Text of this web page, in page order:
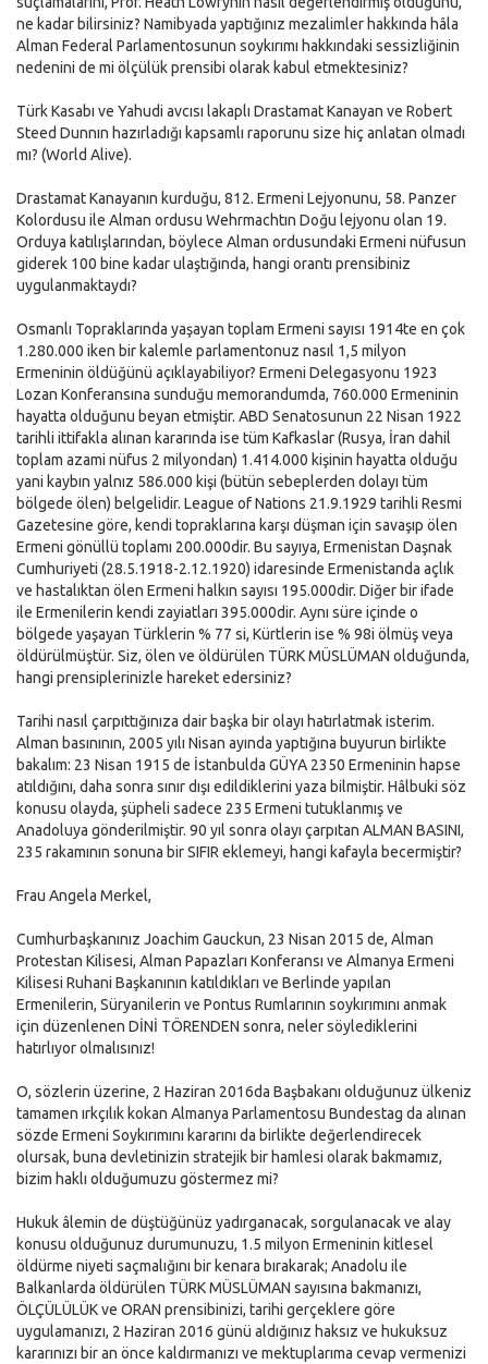
ne kadar bilirsiniz? Namibyada yaptığınız mezalimler hakkında hâla
Alman Federal Parlamentosunun soykırımı hakkındaki sessizliğinin
nedenini de mi ölçülük prensibi olarak kabul etmektesiniz?
Türk Kasabı ve Yahudi avcısı lakaplı Drastamat Kanayan ve Robert
Steed Dunnın hazırladığı kapsamlı raporunu size hiç anlatan olmadı
mı? (World Alive).
Drastamat Kanayanın kurduğu, 812. Ermeni Lejyonunu, 58. Panzer
Kolordusu ile Alman ordusu Wehrmachtın Doğu lejyonu olan 19.
Orduya katılışlarından, böylece Alman ordusundaki Ermeni nüfusun
giderek 100 bine kadar ulaştığında, hangi orantı prensibiniz
uygulanmaktaydı?
Osmanlı Topraklarında yaşayan toplam Ermeni sayısı 1914te en çok
1.280.000 iken bir kalemle parlamentonuz nasıl 1,5 milyon
Ermeninin öldüğünü açıklayabiliyor? Ermeni Delegasyonu 1923
Lozan Konferansına sunduğu memorandumda, 760.000 Ermeninin
hayatta olduğunu beyan etmiştir. ABD Senatosunun 22 Nisan 1922
tarihli ittifakla alınan kararında ise tüm Kafkaslar (Rusya, İran dahil
toplam azami nüfus 2 milyondan) 1.414.000 kişinin hayatta olduğu
yani kaybın yalnız 586.000 kişi (bütün sebeplerden dolayı tüm
bölgede ölen) belgelidir. League of Nations 21.9.1929 tarihli Resmi
Gazetesine göre, kendi topraklarına karşı düşman için savaşıp ölen
Ermeni gönüllü toplamı 200.000dir. Bu sayıya, Ermenistan Daşnak
Cumhuriyeti (28.5.1918-2.12.1920) idaresinde Ermenistanda açlık
ve hastalıktan ölen Ermeni halkın sayısı 195.000dir. Diğer bir ifade
ile Ermenilerin kendi zayiatları 395.000dir. Aynı süre içinde o
bölgede yaşayan Türklerin % 77 si, Kürtlerin ise % 98i ölmüş veya
öldürülmüştür. Siz, ölen ve öldürülen TÜRK MÜSLÜMAN olduğunda,
hangi prensiplerinizle hareket edersiniz?
Tarihi nasıl çarpıttığınıza dair başka bir olayı hatırlatmak isterim.
Alman basınının, 2005 yılı Nisan ayında yaptığına buyurun birlikte
bakalım: 23 Nisan 1915 de İstanbulda GÜYA 2350 Ermeninin hapse
atıldığını, daha sonra sınır dışı edildiklerini yaza bilmiştir. Hâlbuki söz
konusu olayda, şüpheli sadece 235 Ermeni tutuklanmış ve
Anadoluya gönderilmiştir. 90 yıl sonra olayı çarpıtan ALMAN BASINI,
235 rakamının sonuna bir SIFIR eklemeyi, hangi kafayla becermiştir?
Frau Angela Merkel,
Cumhurbaşkanınız Joachim Gauckun, 23 Nisan 2015 de, Alman
Protestan Kilisesi, Alman Papazları Konferansı ve Almanya Ermeni
Kilisesi Ruhani Başkanının katıldıkları ve Berlinde yapılan
Ermenilerin, Süryanilerin ve Pontus Rumlarının soykırımını anmak
için düzenlenen DİNİ TÖRENDEN sonra, neler söylediklerini
hatırlıyor olmalısınız!
O, sözlerin üzerine, 2 Haziran 2016da Başbakanı olduğunuz ülkeniz
tamamen ırkçılık kokan Almanya Parlamentosu Bundestag da alınan
sözde Ermeni Soykırımını kararını da birlikte değerlendirecek
olursak, buna devletinizin stratejik bir hamlesi olarak bakmamız,
bizim haklı olduğumuzu göstermez mi?
Hukuk âlemin de düştüğünüz yadırganacak, sorgulanacak ve alay
konusu olduğunuz durumunuzu, 1.5 milyon Ermeninin kitlesel
öldürme niyeti saçmalığını bir kenara bırakarak; Anadolu ile
Balkanlarda öldürülen TÜRK MÜSLÜMAN sayısına bakmanızı,
ÖLÇÜLÜLÜK ve ORAN prensibinizi, tarihi gerçeklere göre
uygulamanızı, 2 Haziran 2016 günü aldığınız haksız ve hukuksuz
kararınızı bir an önce kaldırmanızı ve mektuplarıma cevap vermenizi